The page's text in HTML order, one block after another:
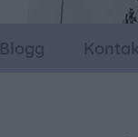
Blogg